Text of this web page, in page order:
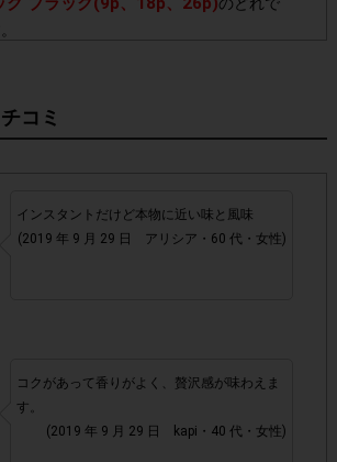
スカフェ 香味焙煎』に参加いただいて
だけません。
いのない場合があります。予めご了承く
回答前にしていただければ、募集人数が
載期間内のアンケート回答が可能です。
メを含め、1つのアンケートにつき1人1
ただいております。
た場合、
コミ
インスタントだけど本物に近い味と風味
(2019 年 9 月 29 日 アリシア・60 代・女性)
コクがあって香りがよく、贅沢感が味わえま
す。
(2019 年 9 月 29 日 kapi・40 代・女性)